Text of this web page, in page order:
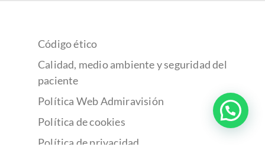
Código ético
Calidad, medio ambiente y seguridad del
paciente
Política Web Admiravisión
Política de cookies
Política de privacidad